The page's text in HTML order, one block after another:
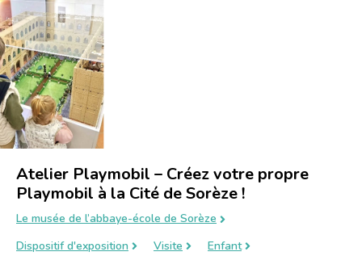
Atelier Playmobil – Créez votre propre
Playmobil à la Cité de Sorèze !
Le musée de l’abbaye-école de Sorèze
Dispositif d'exposition
Visite
Enfant